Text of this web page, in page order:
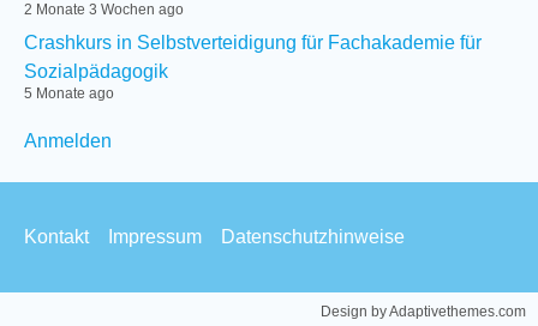
2 Monate 3 Wochen ago
Crashkurs in Selbstverteidigung für Fachakademie für
Sozialpädagogik
5 Monate ago
User
menu
Anmelden
Footer
Kontakt Impressum Datenschutzhinweise
Design by Adaptivethemes.com